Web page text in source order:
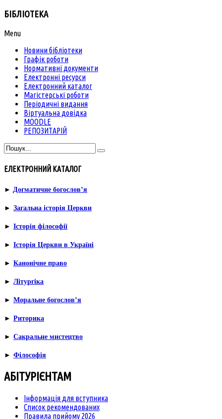
БІБЛІОТЕКА
Menu
Новини бібліотеки
Графік роботи
Нормативні документи
Електронні ресурси
Електронний каталог
Магістерські роботи
Періодичні видання
Віртуальна довідка
MOODLE
РЕПОЗИТАРІЙ
ЕЛЕКТРОННИЙ КАТАЛОГ
► Догматичне богослов’я
► Загальна історія Церкви
► Історія філософії
► Історія Церкви в Україні
► Канонічне право
► Літургіка
► Моральне богослов’я
► Риторика
► Сакральне мистецтво
► Філософія
АБІТУРІЄНТАМ
Інформація для вступника
Список рекомендованих
Правила прийому 2026